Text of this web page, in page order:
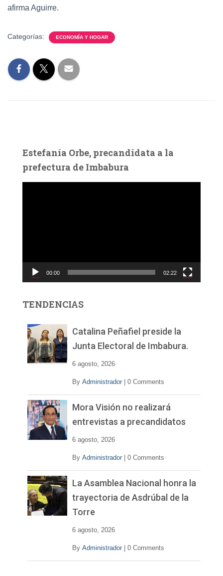
afirma Aguirre.
Categorías: ECONOMÍA Y HOGAR
Estefanía Orbe, precandidata a la
prefectura de Imbabura
c
d
00:00 02:22
TENDENCIAS
Catalina Peñafiel preside la
Junta Electoral de Imbabura.
6 agosto, 2026
By Administrador 0 Comments
Mora Visión no realizará
entrevistas a precandidatos
6 agosto, 2026
By Administrador 0 Comments
La Asamblea Nacional honra la
trayectoria de Asdrúbal de la
Torre
6 agosto, 2026
By Administrador 0 Comments